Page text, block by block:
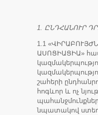
1. ԸՆԴՀԱՆՈՒՐ
1.1
ԱՍՈՑԻԱՑԻԱ»
շահերի
հոգևոր և ոչ
նպատակով